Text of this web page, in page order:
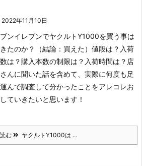
2022年11月10日
ンイレブンでヤクルトY1000を買う事は
たのか？（結論：買えた）値段は？入荷
は？購入本数の制限は？入荷時間は？店
んに聞いた話を含めて、実際に何度も足
んで調査して分かったことをアレコレお
ていきたいと思います！
む ヤクルトY1000は ...